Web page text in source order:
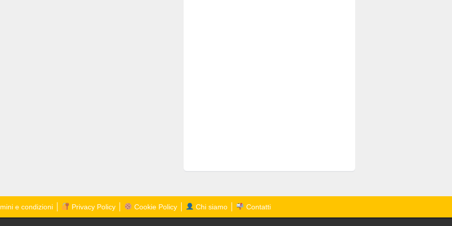
e condizioni Privacy Policy Cookie Policy Chi siamo Contatti